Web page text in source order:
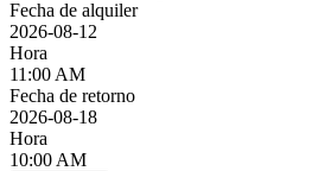
Fecha de alquiler
2026-08-12
Hora
11:00 AM
Fecha de retorno
2026-08-18
Hora
10:00 AM